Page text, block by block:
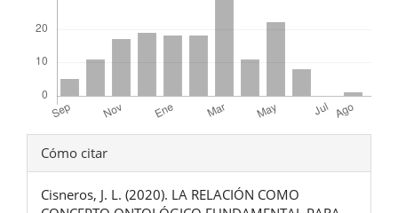
Detalles
del
Cómo citar
Cisneros, J. L. (2020). LA RELACIÓN COMO